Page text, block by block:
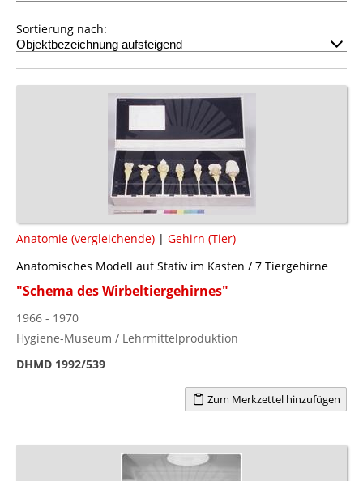
Sortierung nach:
Anatomie (vergleichende) | Gehirn (Tier)
Anatomisches Modell auf Stativ im Kasten / 7 Tiergehirne
"Schema des Wirbeltiergehirnes"
1966 - 1970
Hygiene-Museum / Lehrmittelproduktion
DHMD 1992/539
Zum Merkzettel hinzufügen